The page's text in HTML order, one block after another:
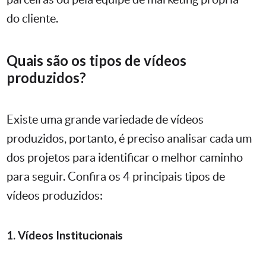
do cliente.
Quais são os tipos de vídeos
produzidos?
Existe uma grande variedade de vídeos
produzidos, portanto, é preciso analisar cada um
dos projetos para identificar o melhor caminho
para seguir. Confira os 4 principais tipos de
vídeos produzidos:
1. Vídeos Institucionais